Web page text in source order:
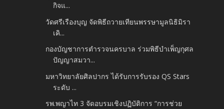
กิจแ...
วัดศรีเรืองบุญ จัดพิธีถวายเทียนพรรษามูลนิธิมิรา
เคิ...
กองบัญชาการตำรวจนครบาล ร่วมพิธีบำเพ็ญกุศล
ปัญญาสมวา...
มหาวิทยาลัยศิลปากร ได้รับการรับรอง QS Stars
ระดับ ...
รพ.พญาไท 3 จัดอบรมเชิงปฏิบัติการ “การช่วย